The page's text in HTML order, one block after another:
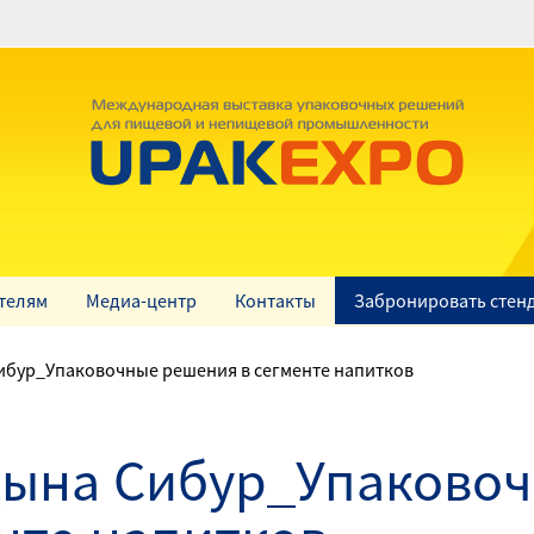
Медиа-центр Контакты Забронировать
решения в сегменте напитков